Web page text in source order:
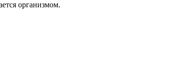
организмом.